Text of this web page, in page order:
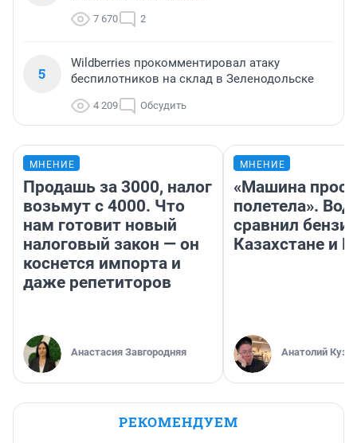
7 670 2
5
Wildberries прокомментировал атаку
беспилотников на склад в Зеленодольске
4 209 Обсудить
МНЕНИЕ
Продашь за 3000, налог
возьмут с 4000. Что
нам готовит новый
налоговый закон — он
коснется импорта и
даже репетиторов
Анастасия Завгородняя
МНЕНИЕ
«Машина
полетела».
сравнил
Казахстане и
Анатолий
РЕКОМЕНДУЕМ